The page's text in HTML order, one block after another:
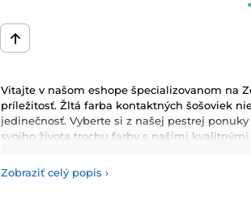
Vitajte v našom eshope špecializovanom na
príležitosť. Žltá farba kontaktných šošoviek
jedinečnosť. Vyberte si z našej pestrej
svojho života trochu farby s našimi
Zobraziť celý popis ›